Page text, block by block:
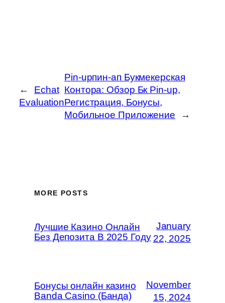
←
Echat
Evaluation
Pin-upпин-ап Букмекерская
Контора: Обзор Бк Pin-up,
Регистрация, Бонусы,
Мобильное Приложение
→
MORE POSTS
Лучшие Казино Онлайн
Без Депозита В 2025 Году
January
22, 2025
Бонусы онлайн казино
Banda Casino (Банда)
November
15, 2024